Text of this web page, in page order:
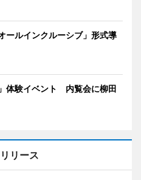
ールインクルーシブ」形式導
体験イベント 内覧会に柳田
リース